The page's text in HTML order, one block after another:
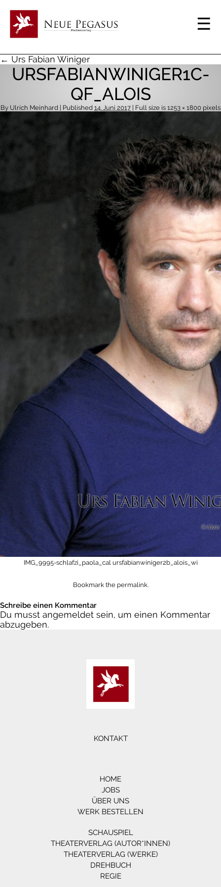
← Urs Fabian Winiger
URSFABIANWINIGER1C-
QF_ALOIS
By Ulrich Meinhard | Published 14. Juni 2017 | Full size is 1253 × 1800 pixels
IMG_9995-schlafzi_paola_cal ursfabianwiniger2b_alois_wi
Bookmark the permalink.
Schreibe einen Kommentar
Du musst angemeldet sein, um einen Kommentar
abzugeben.
KONTAKT
HOME
JOBS
ÜBER UNS
WERK BESTELLEN
SCHAUSPIEL
THEATERVERLAG (AUTOR*INNEN)
THEATERVERLAG (WERKE)
DREHBUCH
REGIE